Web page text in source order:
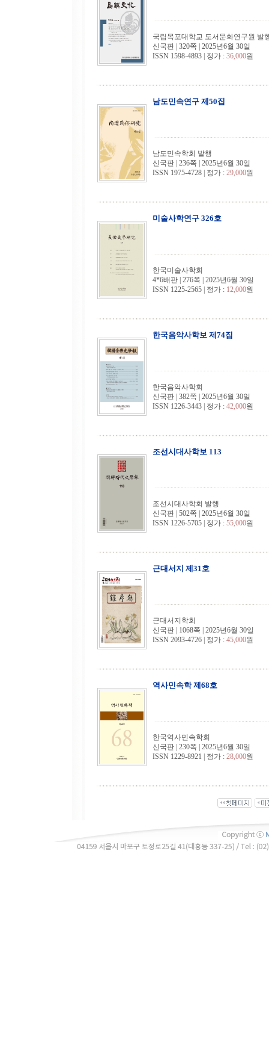
국립목포대학교 도서문화연구원 발
신국판 | 320쪽 | 2025년6월 30일
ISSN 1598-4893 | 정가 : 36,000원
남도민속연구 제50집
남도민속학회 발행
신국판 | 236쪽 | 2025년6월 30일
ISSN 1975-4728 | 정가 : 29,000원
미술사학연구 326호
한국미술사학회
4*6배판 | 276쪽 | 2025년6월 30일
ISSN 1225-2565 | 정가 : 12,000원
한국음악사학보 제74집
한국음악사학회
신국판 | 382쪽 | 2025년6월 30일
ISSN 1226-3443 | 정가 : 42,000원
조선시대사학보 113
조선시대사학회 발행
신국판 | 502쪽 | 2025년6월 30일
ISSN 1226-5705 | 정가 : 55,000원
근대서지 제31호
근대서지학회
신국판 | 1068쪽 | 2025년6월 30일
ISSN 2093-4726 | 정가 : 45,000원
역사민속학 제68호
한국역사민속학회
신국판 | 230쪽 | 2025년6월 30일
ISSN 1229-8921 | 정가 : 28,000원